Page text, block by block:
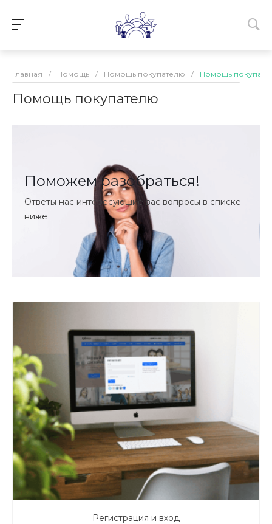
Главная / Помощь / Помощь покупателю / Помощь
Помощь покупателю
Поможем разобраться!
Ответы нас интересующие вас вопросы в списке
ниже
Регистрация и вход